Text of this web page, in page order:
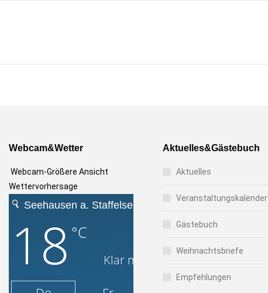
Webcam&Wetter
Webcam-Größere Ansicht
Wettervorhersage
Aktuelles&Gästebuch
Aktuelles
Veranstaltungskalender
Gästebuch
Weihnachtsbriefe
Empfehlungen